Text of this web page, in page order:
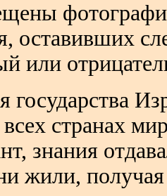
оставивших
или
государства
странах
знания
жили, получая